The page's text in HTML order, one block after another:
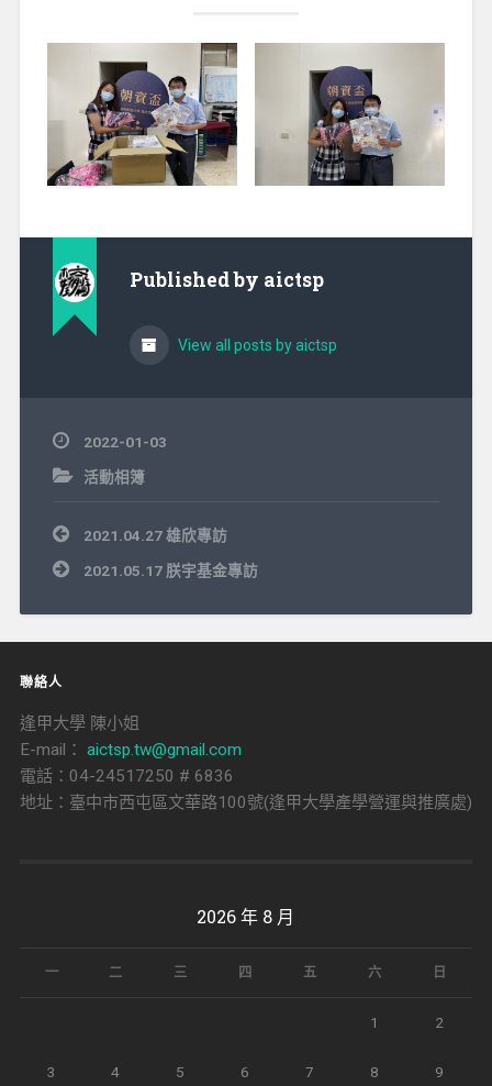
Published by aictsp
View all posts by aictsp
2022-01-03
活動相簿
文
章
導
覽
2021.04.27 雄欣專訪
2021.05.17 朕宇基金專訪
聯絡人
逢甲大學 陳小姐
E-mail： aictsp.tw@gmail.com
電話：04-24517250 # 6836
地址：臺中市西屯區文華路100號(逢甲大學產學營運與推廣處)
2026 年 8 月
一 二 三 四 五 六 日
1 2
3 4 5 6 7 8 9